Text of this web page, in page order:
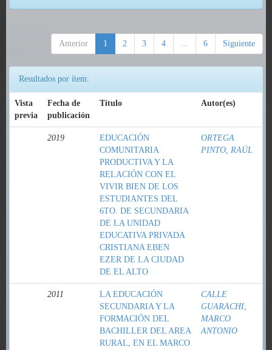
Anterior 1 2 3 4 ... 6 Siguiente
Resultados por ítem:
Vista
previa
Fecha de
publicación
Título Autor(es)
2019
EDUCACIÓN
COMUNITARIA
PRODUCTIVA Y LA
RELACIÓN CON EL
VIVIR BIEN DE LOS
ESTUDIANTES DEL
6TO. DE SECUNDARIA
DE LA UNIDAD
EDUCATIVA PRIVADA
CRISTIANA EBEN
EZER DE LA CIUDAD
DE EL ALTO
ORTEGA
PINTO, RAÚL
2011
LA EDUCACIÓN
SECUNDARIA Y LA
FORMACIÓN DEL
BACHILLER DEL AREA
RURAL, EN EL MARCO
CALLE
GUARACHI,
MARCO
ANTONIO